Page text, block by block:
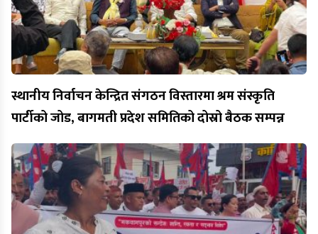
स्थानीय निर्वाचन केन्द्रित संगठन विस्तारमा श्रम संस्कृति
पार्टीको जोड, बागमती प्रदेश समितिको दोस्रो बैठक सम्पन्न